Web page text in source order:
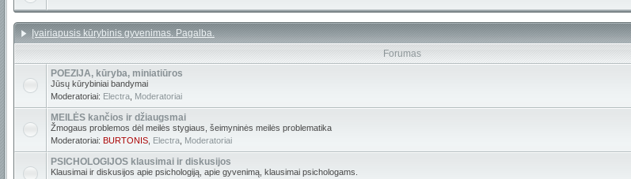
Įvairiapusis kūrybinis gyvenimas. Pagalba.
Forumas
POEZIJA, kūryba, miniatiūros
Jūsų kūrybiniai bandymai
Moderatoriai: Electra Moderatoriai
MEILĖS kančios ir džiaugsmai
Žmogaus problemos dėl meilės stygiaus, šeimyninės meilės problematika
Moderatoriai: BURTONIS Electra Moderatoriai
PSICHOLOGIJOS klausimai ir diskusijos
Klausimai ir diskusijos apie psichologiją, apie gyvenimą, klausimai psichologams.